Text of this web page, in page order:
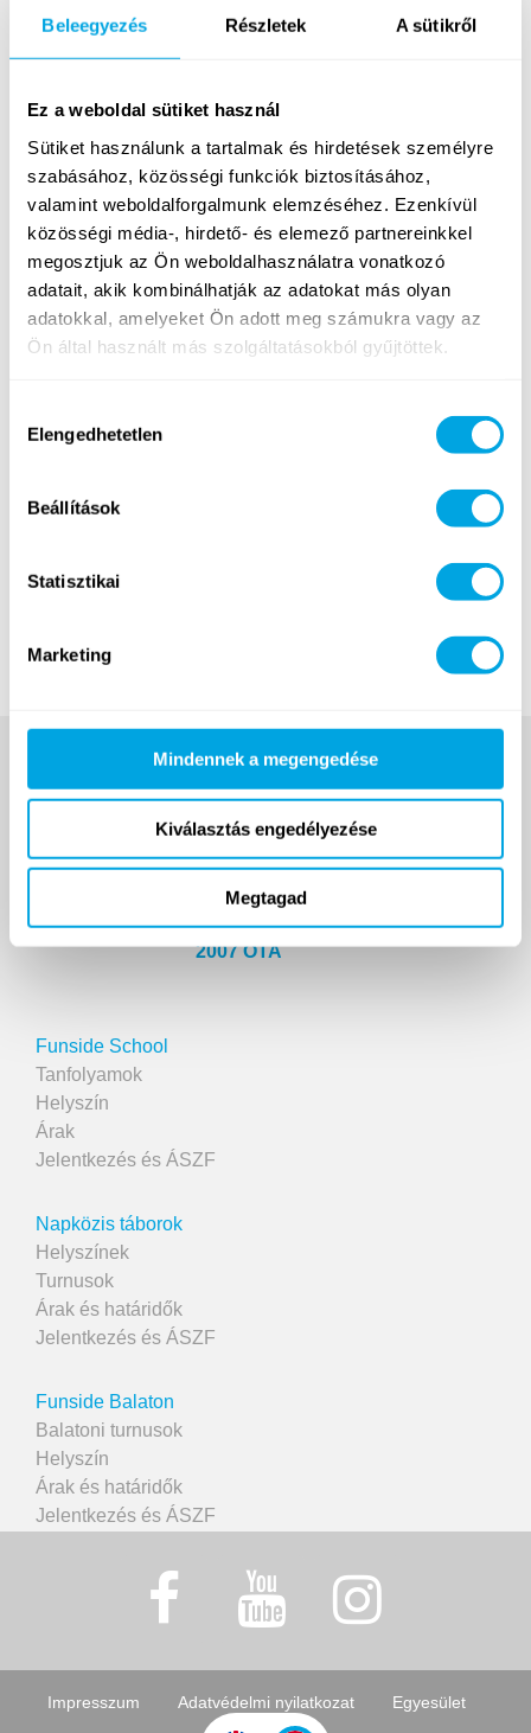
Beleegyezés Részletek A sütikről
Ez a weboldal sütiket használ
Sütiket használunk a tartalmak és hirdetések személyre
szabásához, közösségi funkciók biztosításához,
valamint weboldalforgalmunk elemzéséhez. Ezenkívül
közösségi média-, hirdető- és elemező partnereinkkel
megosztjuk az Ön weboldalhasználatra vonatkozó
adatait, akik kombinálhatják az adatokat más olyan
adatokkal, amelyeket Ön adott meg számukra vagy az
Ön által használt más szolgáltatásokból gyűjtöttek.
kiválasztása
Elengedhetetlen
Beállítások
Statisztikai
Marketing
Mindennek a megengedése
Kiválasztás engedélyezése
Megtagad
nyári munkalehetőség orvostanhallgatók, animátorok
és játékmesterek részére is. Tanári csapatunkba
keresünk. A jelentkezők három lépcsős elméleti és
gyakorlati felvételi eljáráson esnek át, a sikeres
jelölteket pedig – a balatoni táborunk csapata
esetében – egy kétnapos orientációs hétvégére
visszük el, ahol együtt készülünk fel a táborozásra.
Azok számára, akik még nem rendelkeznek elég
tapasztalattal vagy nem fejezték még be
tanulmányaikat, nyitva áll önkéntesi programunk,
amely során közelebbről is megismerkedhetnek a
használhassák a nálunk megszerzett tapasztalatokat.
Korlátozott számban olyan tanulókat is tudunk fogadni,
Minden további részlet a meghirdetett pozíciókról, a
ezen az oldalon
2007 ÓTA
Funside School
Tanfolyamok
Helyszín
Árak
Jelentkezés és ÁSZF
Napközis táborok
Helyszínek
Turnusok
Árak és határidők
Jelentkezés és ÁSZF
Funside Balaton
Balatoni turnusok
Helyszín
Árak és határidők
Jelentkezés és ÁSZF
Impresszum Adatvédelmi nyilatkozat Egyesület